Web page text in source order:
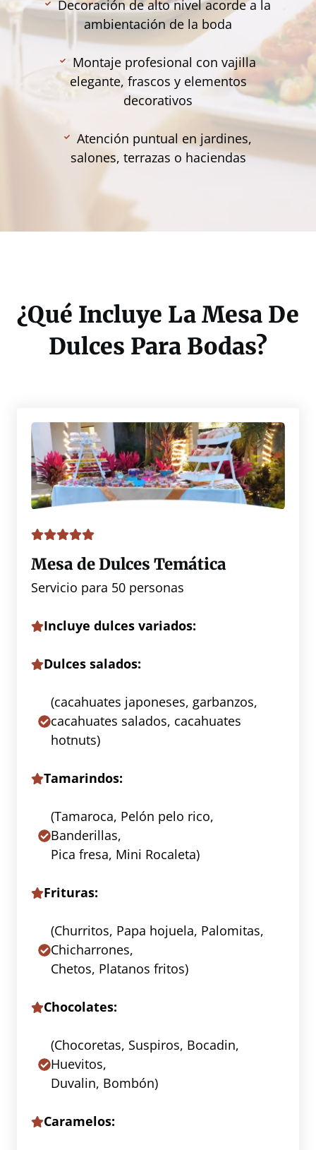
Decoración de alto nivel acorde a la
ambientación de la boda
Montaje profesional con vajilla
elegante, frascos y elementos
decorativos
Atención puntual en jardines,
salones, terrazas o haciendas
¿Qué Incluye La Mesa De
Dulces Para Bodas?
Mesa de Dulces Temática
Servicio para 50 personas
Incluye dulces variados:
Dulces salados:
(cacahuates japoneses, garbanzos,
cacahuates salados, cacahuates
hotnuts)
Tamarindos:
(Tamaroca, Pelón pelo rico,
Banderillas,
Pica fresa, Mini Rocaleta)
Frituras:
(Churritos, Papa hojuela, Palomitas,
Chicharrones,
Chetos, Platanos fritos)
Chocolates:
(Chocoretas, Suspiros, Bocadin,
Huevitos,
Duvalin, Bombón)
Caramelos: